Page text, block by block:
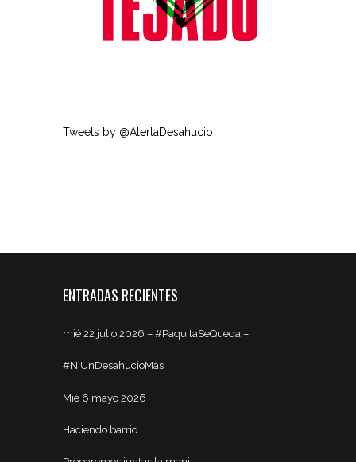
Tweets by @AlertaDesahucio
ENTRADAS RECIENTES
mié 22 julio 2026 – #PaquitaSeQueda –
#NiUnDesahucioMas
Mié 6 mayo 2026
Haciendo barrio